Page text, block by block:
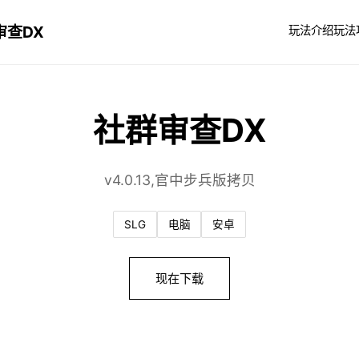
查DX 玩法介绍玩法
社群审查DX
v4.0.13,官中步兵版拷贝
SLG 电脑 安卓
现在下载